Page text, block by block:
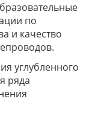
по
и качество
углубленного
ряда